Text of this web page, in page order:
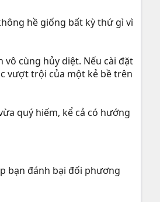
hề giống bất kỳ thứ gì vì
cùng hủy diệt. Nếu cài đặt
vượt trội của một kẻ bề trên
quý hiếm, kể cả có hướng
bạn đánh bại đối phương